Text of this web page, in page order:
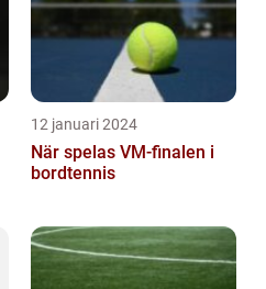
12 januari 2024
När spelas VM-finalen i
bordtennis